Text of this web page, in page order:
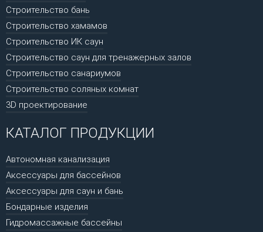
Строительство бань
Строительство хамамов
Строительство ИК саун
Строительство саун для тренажерных залов
Строительство санариумов
Строительство соляных комнат
3D проектирование
КАТАЛОГ ПРОДУКЦИИ
Автономная канализация
Аксессуары для бассейнов
Аксессуары для саун и бань
Бондарные изделия
Гидромассажные бассейны